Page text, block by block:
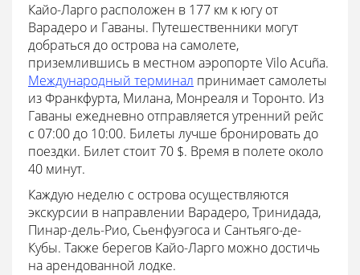
Кайо-Ларго расположен в 177 км к югу от
Варадеро и Гаваны. Путешественники могут
добраться до острова на самолете,
приземлившись в местном аэропорте Vilo Acuña.
Международный терминал принимает самолеты
из Франкфурта, Милана, Монреаля и Торонто. Из
Гаваны ежедневно отправляется утренний рейс
с 07:00 до 10:00. Билеты лучше бронировать до
поездки. Билет стоит 70 $. Время в полете около
40 минут.
Каждую неделю с острова осуществляются
экскурсии в направлении Варадеро, Тринидада,
Пинар-дель-Рио, Сьенфуэгоса и Сантьяго-де-
Кубы. Также берегов Кайо-Ларго можно достичь
на арендованной лодке.